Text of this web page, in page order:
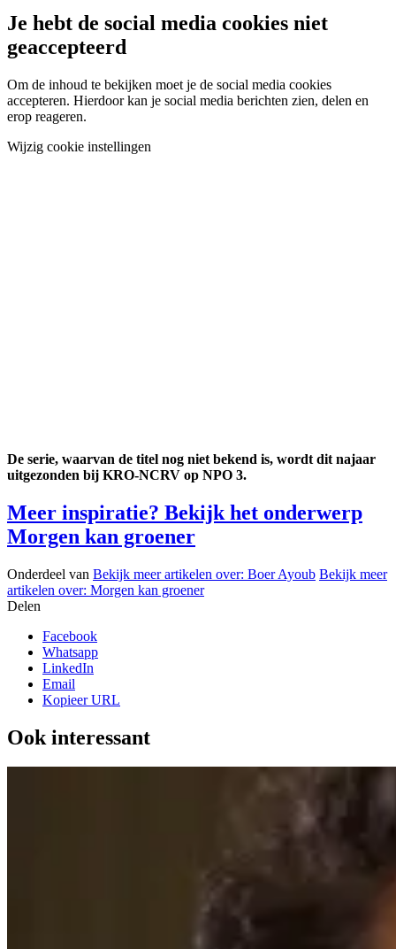
Je hebt de social media cookies niet
geaccepteerd
Om de inhoud te bekijken moet je de social media cookies
accepteren. Hierdoor kan je social media berichten zien, delen en
erop reageren.
Wijzig cookie instellingen
De serie, waarvan de titel nog niet bekend is, wordt dit najaar
uitgezonden bij KRO-NCRV op NPO 3.
Meer inspiratie? Bekijk het onderwerp
Morgen kan groener
Onderdeel van Bekijk meer artikelen over: Boer Ayoub Bekijk meer
artikelen over: Morgen kan groener
Delen
Facebook
Whatsapp
LinkedIn
Email
Kopieer URL
Ook interessant